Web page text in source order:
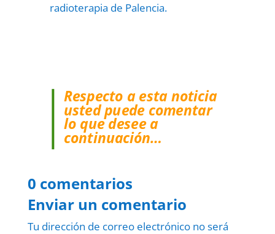
radioterapia de Palencia.
Respecto a esta noticia
usted puede comentar
lo que desee a
continuación…
0 comentarios
Enviar un comentario
Tu dirección de correo electrónico no será